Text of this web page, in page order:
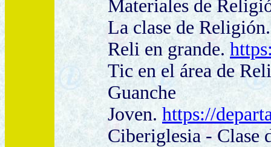
Materiales de
La clase de
Reli en grande.
Tic en el área de
Guanche
Joven. https://
Ciberiglesia - Clase